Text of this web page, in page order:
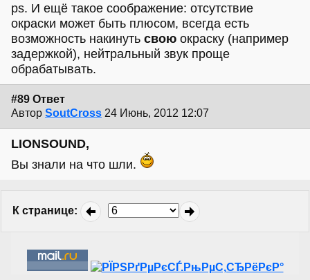
ps. И ещё такое соображение: отсутствие
окраски может быть плюсом, всегда есть
возможность накинуть свою окраску (например
задержкой), нейтральный звук проще
обрабатывать.
#89 Ответ
Автор SoutCross 24 Июнь, 2012 12:07
LIONSOUND,
Вы знали на что шли.
К странице: